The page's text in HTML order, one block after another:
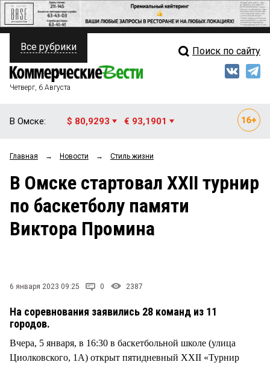
ПОЛИТИКА
ФИНАНСЫ
ОБЩЕСТВО
ЗАКОН
НОВОСТИ КОМПАНИЙ
Свежий выпуск
Рейтинги
Блоги
Все рубрики Поиск по сайту
Четверг, 6 Августа
В Омске: $ 80,9293 € 93,1901
Главная → Новости → Стиль жизни
В Омске стартовал XXII турнир
по баскетболу памяти
Виктора Промина
6 января 2023 09:25 0 2387
На соревнования заявились 28 команд из 11
городов.
Вчера, 5 января, в 16:30 в баскетбольной школе (улица
Циолковского, 1А) открыт пятидневный XXII «Турнир